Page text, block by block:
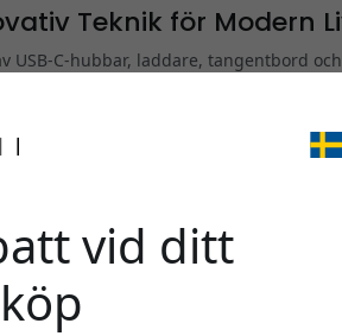
Teknik för Modern
USB-C-hubbar, laddare, tangentbord
är utformade för att förbättra din
vid ditt